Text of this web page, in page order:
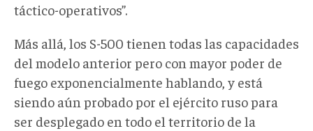
táctico-operativos”.
Más allá, los S-500 tienen todas las capacidades
del modelo anterior pero con mayor poder de
fuego exponencialmente hablando, y está
siendo aún probado por el ejército ruso para
ser desplegado en todo el territorio de la